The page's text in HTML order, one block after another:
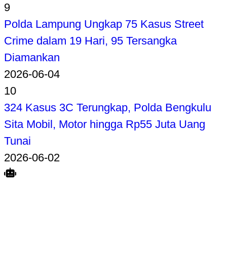
9
Polda Lampung Ungkap 75 Kasus Street
Crime dalam 19 Hari, 95 Tersangka
Diamankan
2026-06-04
10
324 Kasus 3C Terungkap, Polda Bengkulu
Sita Mobil, Motor hingga Rp55 Juta Uang
Tunai
2026-06-02